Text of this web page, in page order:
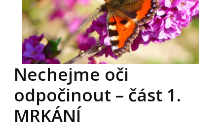
Nechejme oči
odpočinout – část 1.
MRKÁNÍ